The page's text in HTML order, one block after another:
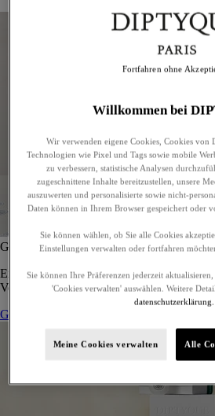
Geschenkset mit 5 Eaux de Toilettes - zur
Ein maßgeschneidertes Geschenkset mit
Verschenken oder für sich selbst.
Geschenkset zusammenstellen
Willkommen bei
Wir verwenden eigene Cookies, Cookies von
Technologien wie Pixel und Tags sowie mobile
zu verbessern, statistische Analysen
zugeschnittene Inhalte bereitzustellen, unsere
auszuwerten und personalisierte sowie nicht-
Daten können in Ihrem Browser gespeichert oder
Sie können wählen, ob Sie alle Cookies
Einstellungen verwalten oder fortfahren
Sie können Ihre Präferenzen jederzeit
'Cookies verwalten' auswählen. Weitere
datenschutzerklärung.
Meine Cookies verwalten Alle
Fortfahren ohne